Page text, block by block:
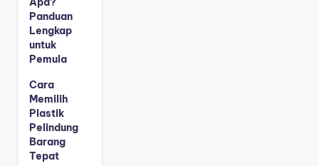
Panduan
Lengkap
untuk
Pemula
Cara
Memilih
Plastik
Pelindung
Barang
Tepat